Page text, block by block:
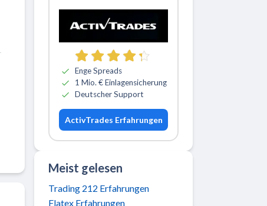
Zu ActivTrades
Enge Spreads
1 Mio. € Einlagensicherung
Deutscher Support
ActivTrades Erfahrungen
Meist gelesen
Trading 212 Erfahrungen
Flatex Erfahrungen